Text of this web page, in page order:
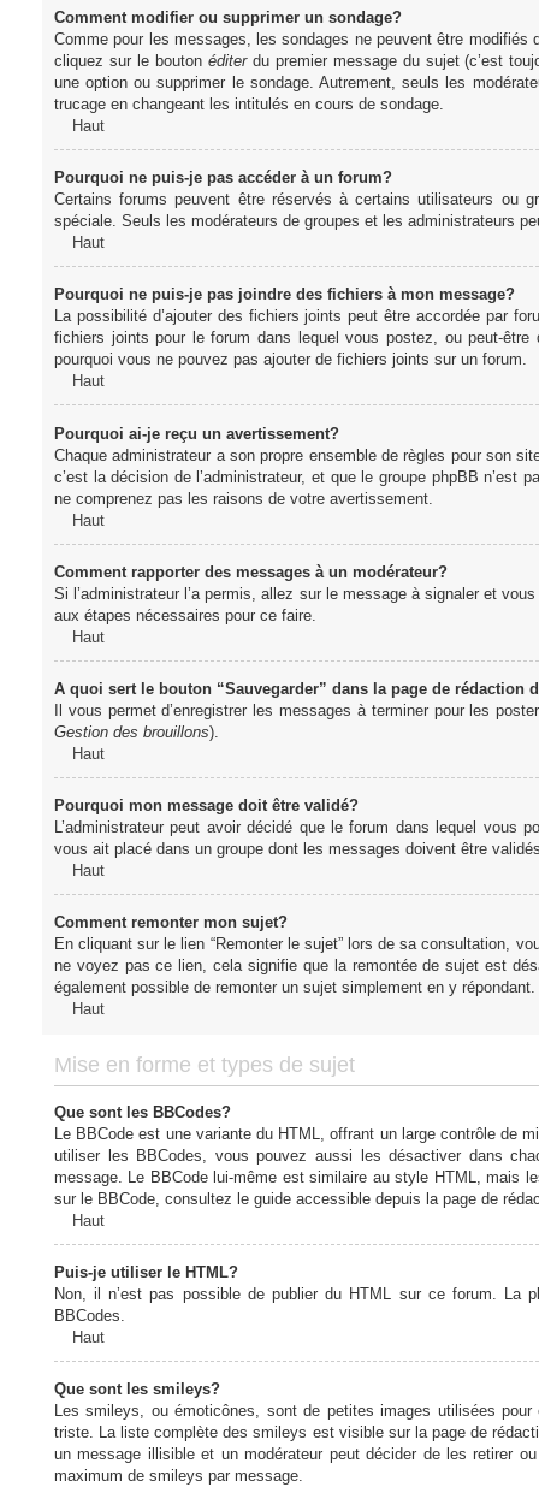
Comment modifier ou supprimer un sondage?
Comme pour les messages, les sondages ne peuvent être modifiés
cliquez sur le bouton éditerdu premier message du sujet (c’est
une option ou supprimer le sondage. Autrement, seuls les
trucage en changeant les intitulés en cours de sondage.
Haut
Pourquoi ne puis-je pas accéder à un forum?
Certains forums peuvent être réservés à certains utilisateurs ou
spéciale. Seuls les modérateurs de groupes et les administrateurs
Haut
Pourquoi ne puis-je pas joindre des fichiers à mon message?
La possibilité d’ajouter des fichiers joints peut être accordée par
fichiers joints pour le forum dans lequel vous postez, ou peut-
pourquoi vous ne pouvez pas ajouter de fichiers joints sur un forum.
Haut
Pourquoi ai-je reçu un avertissement?
Chaque administrateur a son propre ensemble de règles pour son
c’est la décision de l’administrateur, et que le groupe phpBB n’est
ne comprenez pas les raisons de votre avertissement.
Haut
Comment rapporter des messages à un modérateur?
Si l’administrateur l’a permis, allez sur le message à signaler et
aux étapes nécessaires pour ce faire.
Haut
A quoi sert le bouton “Sauvegarder” dans la page de rédaction
Il vous permet d’enregistrer les messages à terminer pour les
Gestion des brouillons).
Haut
Pourquoi mon message doit être validé?
L’administrateur peut avoir décidé que le forum dans lequel vous
vous ait placé dans un groupe dont les messages doivent être
Haut
Comment remonter mon sujet?
En cliquant sur le lien “Remonter le sujet” lors de sa consultation,
ne voyez pas ce lien, cela signifie que la remontée de sujet est
également possible de remonter un sujet simplement en y
Haut
Mise en forme et types de sujet
Que sont les BBCodes?
Le BBCode est une variante du HTML, offrant un large contrôle de
utiliser les BBCodes, vous pouvez aussi les désactiver dans
message. Le BBCode lui-même est similaire au style HTML, mais
sur le BBCode, consultez le guide accessible depuis la page de
Haut
Puis-je utiliser le HTML?
Non, il n’est pas possible de publier du HTML sur ce forum. La
BBCodes.
Haut
Que sont les smileys?
Les smileys, ou émoticônes, sont de petites images utilisées
triste. La liste complète des smileys est visible sur la page de
un message illisible et un modérateur peut décider de les retirer
maximum de smileys par message.